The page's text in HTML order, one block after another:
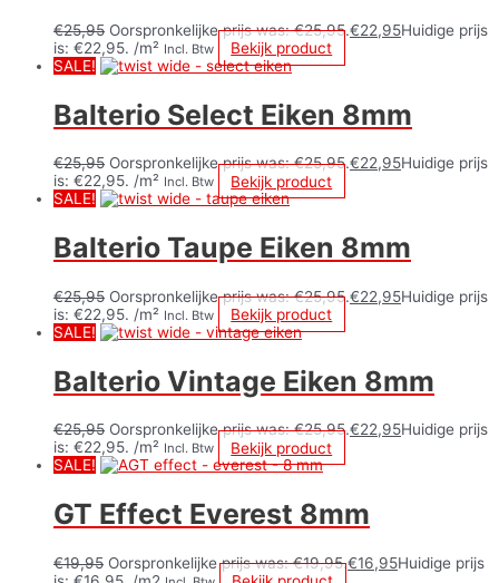
€25,95 Oorspronkelijke prijs was: €25,95.€22,95Huidige prijs
is: €22,95. /m² Incl. Btw
Bekijk product
SALE!
Balterio Select Eiken 8mm
€25,95 Oorspronkelijke prijs was: €25,95.€22,95Huidige prijs
is: €22,95. /m² Incl. Btw
Bekijk product
SALE!
Balterio Taupe Eiken 8mm
€25,95 Oorspronkelijke prijs was: €25,95.€22,95Huidige prijs
is: €22,95. /m² Incl. Btw
Bekijk product
SALE!
Balterio Vintage Eiken 8mm
€25,95 Oorspronkelijke prijs was: €25,95.€22,95Huidige prijs
is: €22,95. /m² Incl. Btw
Bekijk product
SALE!
GT Effect Everest 8mm
€19,95 Oorspronkelijke prijs was: €19,95.€16,95Huidige prijs